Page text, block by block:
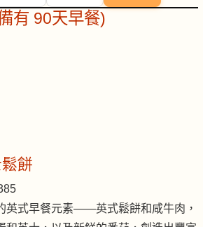
有 90天早餐)
餅
英式早餐元素——英式鬆餅和咸牛肉，